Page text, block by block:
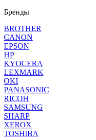
Бренды
BROTHER
CANON
EPSON
HP
KYOCERA
LEXMARK
OKI
PANASONIC
RICOH
SAMSUNG
SHARP
XEROX
TOSHIBA